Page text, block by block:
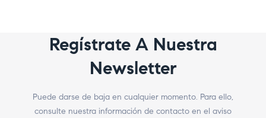
Regístrate A Nuestra
Newsletter
Puede darse de baja en cualquier momento. Para ello,
consulte nuestra información de contacto en el aviso